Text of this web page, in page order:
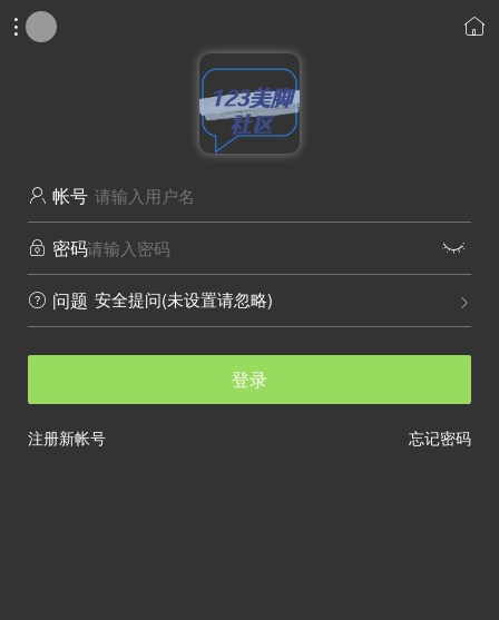
 
 帐号
 密码 
 问题 
安全提问(未设置请忽略)
登录
忘记密码
注册新帐号